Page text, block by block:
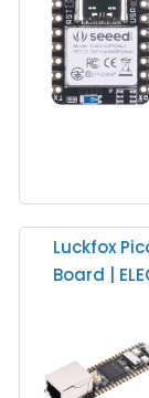
Luckfox
Board |